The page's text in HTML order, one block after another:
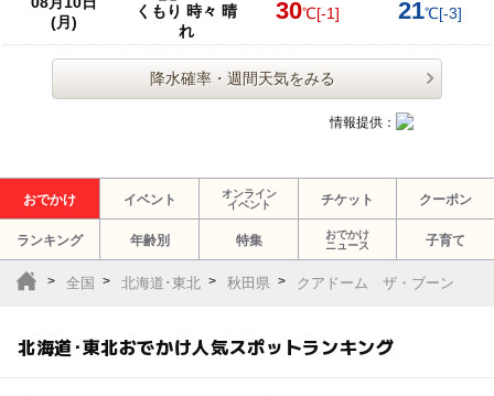
(月)
くもり 時々 晴
れ
30℃[-1] 21℃[-3]
降水確率・週間天気をみる
情報提供：
おでかけ イベント
オンライン
イベント
チケット クーポン
ランキング 年齢別 特集
おでかけ
ニュース
子育て
全国 北海道･東北 秋田県 クアドーム ザ・ブーン
北海道･東北おでかけ人気スポットランキング